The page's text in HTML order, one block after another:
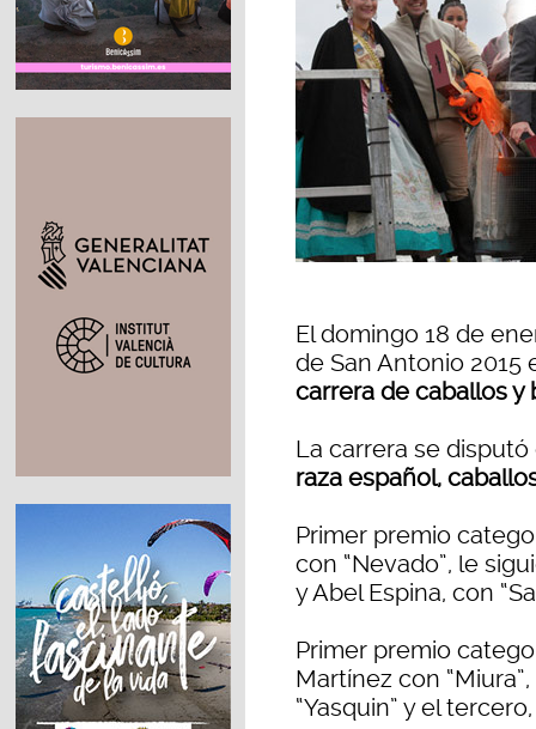
El domingo 18 de
de San Antonio 2015
carrera de caballos y
La carrera se
raza español,
Primer premio
con “Nevado”, le
y Abel Espina, con
Primer premio
Martínez con
“Yasquin” y el